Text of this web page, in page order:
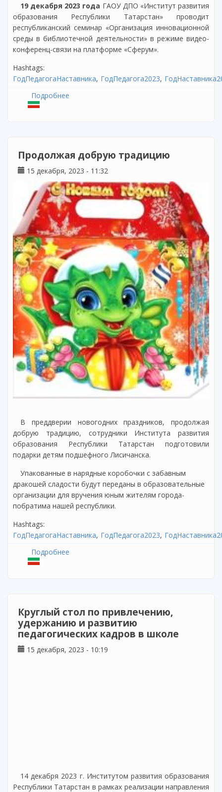
19 декабря 2023 года ГАОУ ДПО «Институт развития
образования Республики Татарстан» проводит
республиканский семинар «Организация инновационной
среды в библиотечной деятельности» в режиме видео-
конференц-связи на платформе «Сферум».
Hashtags:
ГодПедагогаНаставника ГодПедагога2023
Подробнее
Продолжая добрую традицию
15 декабря, 2023 - 11:32
В преддверии новогодних праздников, продолжая
добрую традицию, сотрудники Института развития
образования Республики Татарстан подготовили
подарки детям подшефного Лисичанска.
Упакованные в нарядные коробочки с забавным
дракошей сладости будут переданы в образовательные
организации для вручения юным жителям города-
побратима нашей республики.
Hashtags:
ГодПедагогаНаставника ГодПедагога2023
Подробнее
Круглый стол по привлечению,
удержанию и развитию
педагогических кадров в школе
15 декабря, 2023 - 10:19
14 декабря 2023 г. Институтом развития образования
Республики Татарстан в рамках реализации направления